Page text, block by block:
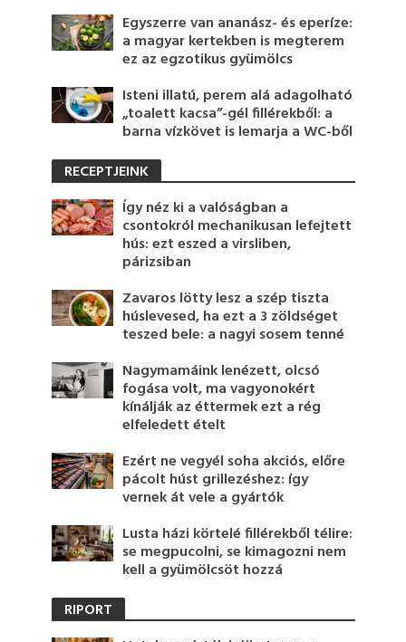
Egyszerre van ananász- és eperíze:
a magyar kertekben is megterem
ez az egzotikus gyümölcs
Isteni illatú, perem alá adagolható
„toalett kacsa”-gél fillérekből: a
barna vízkövet is lemarja a WC-ből
RECEPTJEINK
Így néz ki a valóságban a
csontokról mechanikusan lefejtett
hús: ezt eszed a virsliben,
párizsiban
Zavaros lötty lesz a szép tiszta
húslevesed, ha ezt a 3 zöldséget
teszed bele: a nagyi sosem tenné
Nagymamáink lenézett, olcsó
fogása volt, ma vagyonokért
kínálják az éttermek ezt a rég
elfeledett ételt
Ezért ne vegyél soha akciós, előre
pácolt húst grillezéshez: így
vernek át vele a gyártók
Lusta házi körtelé fillérekből télire:
se megpucolni, se kimagozni nem
kell a gyümölcsöt hozzá
RIPORT